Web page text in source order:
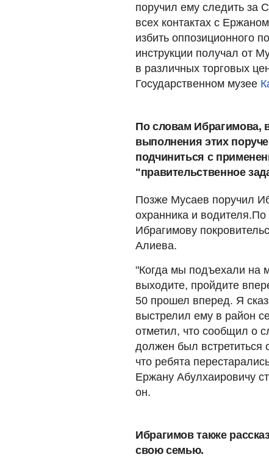
поручил ему следить за
всех контактах с
избить оппозиционного
инструкции получал от
в различных торговых
Государственном музее
По словам Ибрагимова,
выполнения этих
подчиниться с
"правительственное
Позже Мусаев поручил
охранника и
Ибрагимову
Алиева.
"Когда мы подъехали на
выходите, пройдите
50 прошел вперед. Я
выстрелил ему в район
отметил, что сообщил о
должен был
что ребята
Ержану Абулхаировичу
он.
Ибрагимов также
свою семью.